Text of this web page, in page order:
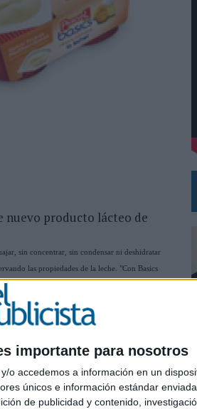
importante para nosotros
o accedemos a información en un
únicos e información estándar
de publicidad y contenido,
2026
DE EUROS
PRESIDENT
nuevo producto lácteo de
sin concentrar, sin condensar ni deshidratar
las propiedades de la leche. "Con Basics
o una cena, o convertir la merienda en un
que el calcio de tus huesos te lo agradecerá”,
rojas y frutas tropicales, es un producto
Keepthinking, que tendrá repercusión en